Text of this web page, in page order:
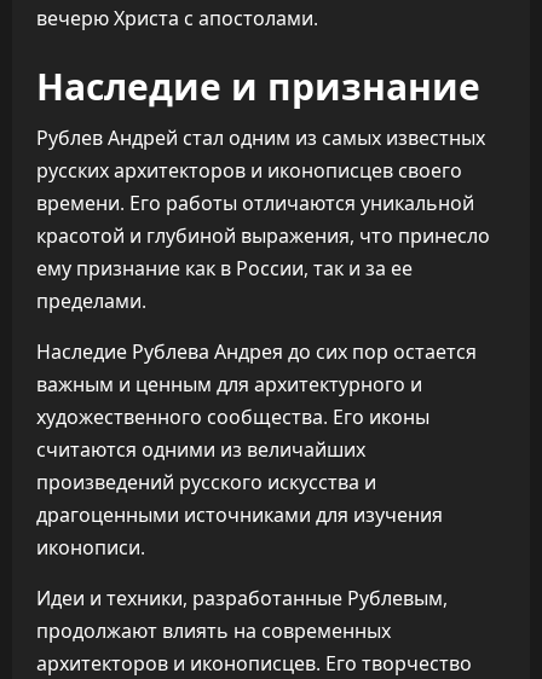
вечерю Христа с апостолами.
Наследие и признание
Рублев Андрей стал одним из самых известных
русских архитекторов и иконописцев своего
времени. Его работы отличаются уникальной
красотой и глубиной выражения, что принесло
ему признание как в России, так и за ее
пределами.
Наследие Рублева Андрея до сих пор остается
важным и ценным для архитектурного и
художественного сообщества. Его иконы
считаются одними из величайших
произведений русского искусства и
драгоценными источниками для изучения
иконописи.
Идеи и техники, разработанные Рублевым,
продолжают влиять на современных
архитекторов и иконописцев. Его творчество